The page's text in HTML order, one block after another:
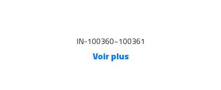
IN-100360~100361
Voir plus